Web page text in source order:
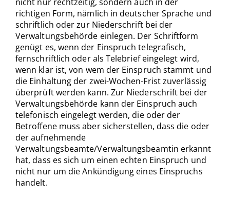
richtigen Form, nämlich in deutscher Sprache und
schriftlich oder zur Niederschrift bei der
Verwaltungsbehörde einlegen. Der Schriftform
genügt es, wenn der Einspruch telegrafisch,
fernschriftlich oder als Telebrief eingelegt wird,
wenn klar ist, von wem der Einspruch stammt und
die Einhaltung der zwei-Wochen-Frist zuverlässig
überprüft werden kann. Zur Niederschrift bei der
Verwaltungsbehörde kann der Einspruch auch
telefonisch eingelegt werden, die oder der
Betroffene muss aber sicherstellen, dass die oder
der aufnehmende
Verwaltungsbeamte/Verwaltungsbeamtin erkannt
hat, dass es sich um einen echten Einspruch und
nicht nur um die Ankündigung eines Einspruchs
handelt.